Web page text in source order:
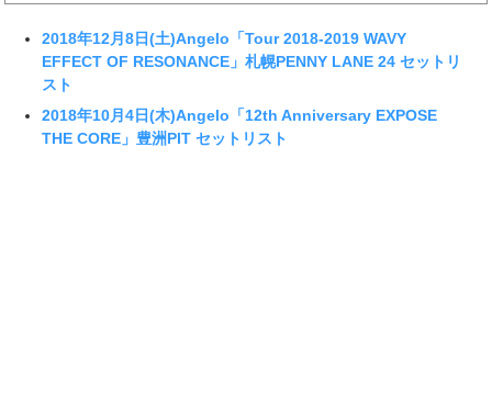
2018年12月8日(土)Angelo「Tour 2018-2019 WAVY
EFFECT OF RESONANCE」札幌PENNY LANE 24 セットリ
スト
2018年10月4日(木)Angelo「12th Anniversary EXPOSE
THE CORE」豊洲PIT セットリスト